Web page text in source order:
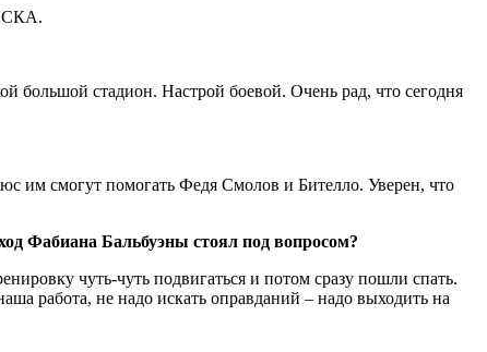
большой стадион. Настрой боевой. Очень рад, что сегодня
им смогут помогать Федя Смолов и Бителло. Уверен, что
Фабиана Бальбуэны стоял под вопросом?
чуть-чуть подвигаться и потом сразу пошли спать.
работа, не надо искать оправданий – надо выходить на